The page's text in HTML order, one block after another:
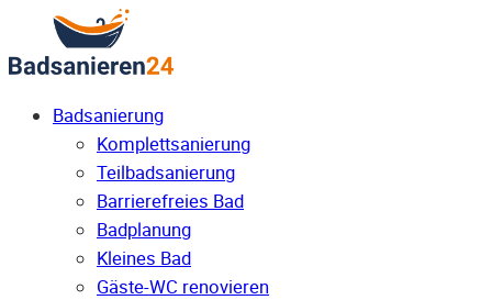
Badsanierung
Komplettsanierung
Teilbadsanierung
Barrierefreies Bad
Badplanung
Kleines Bad
Gäste-WC renovieren